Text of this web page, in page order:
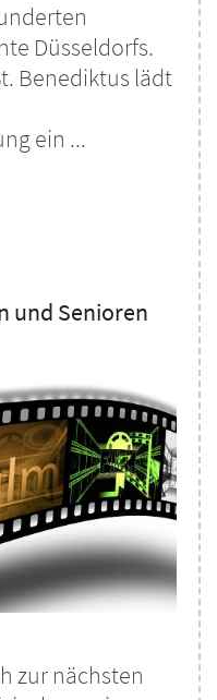
Düsseldorfs.
Benediktus lädt
ein ...
und Senioren
zur nächsten